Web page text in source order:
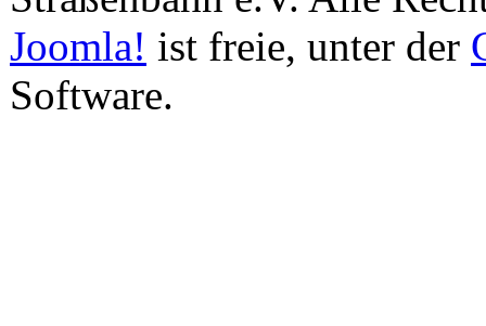
Joomla! ist freie, unter der
Software.